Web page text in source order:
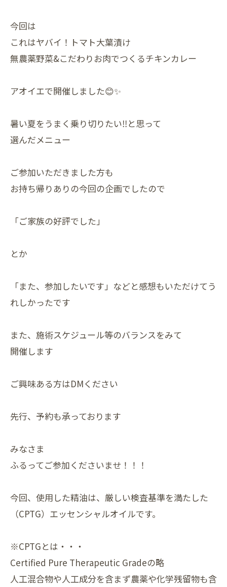
今回は
これはヤバイ！トマト大葉漬け
無農薬野菜&こだわりお肉でつくるチキンカレー
アオイエで開催しました😊✨
暑い夏をうまく乗り切りたい‼と思って
選んだメニュー
ご参加いただきました方も
お持ち帰りありの今回の企画でしたので
「ご家族の好評でした」
とか
「また、参加したいです」などと感想もいただけてう
れしかったです
また、施術スケジュール等のバランスをみて
開催します
ご興味ある方はDMください
先行、予約も承っております
みなさま
ふるってご参加くださいませ！！！
今回、使用した精油は、厳しい検査基準を満たした
（CPTG）エッセンシャルオイルです。
※CPTGとは・・・
Certified Pure Therapeutic Gradeの略
人工混合物や人工成分を含まず農薬や化学残留物も含